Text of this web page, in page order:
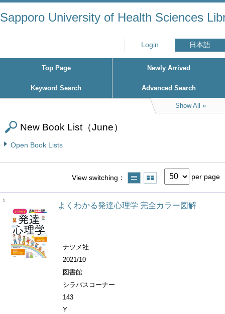
Sapporo University of Health Sciences
Login 日本語
Top Page Newly Arrived
Keyword Search Advanced Search
Show All
New Book List（June）
Open Book Lists
View switching per page
1
よくわかる発達心理学 完全カラー図解
ナツメ社
2021/10
図書館
シラバスコーナー
143
Y